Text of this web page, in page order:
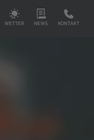
WETTER NEWS KONTAKT